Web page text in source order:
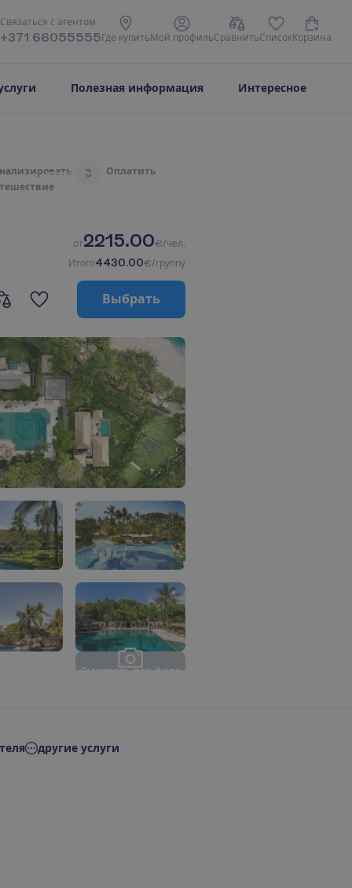
Связаться с агентом
+371 66055555 Где купить М ой профильСравнитьСписокКорзина
Полезная информация Интересное
ализировать
ешествие
3 Оплатить
от2215.00€/чел.
Итого4430.00€/группу
Выбрать
Смотреть все фото
другие услуги